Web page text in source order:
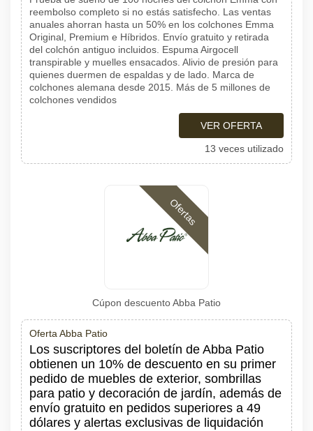
reembolso completo si no estás satisfecho. Las ventas
anuales ahorran hasta un 50% en los colchones Emma
Original, Premium e Híbridos. Envío gratuito y retirada
del colchón antiguo incluidos. Espuma Airgocell
transpirable y muelles ensacados. Alivio de presión para
quienes duermen de espaldas y de lado. Marca de
colchones alemana desde 2015. Más de 5 millones de
colchones vendidos
VER OFERTA
13 veces utilizado
Ofertas
Cúpon descuento Abba Patio
Oferta Abba Patio
Los suscriptores del boletín de Abba Patio
obtienen un 10% de descuento en su primer
pedido de muebles de exterior, sombrillas
para patio y decoración de jardín, además de
envío gratuito en pedidos superiores a 49
dólares y alertas exclusivas de liquidación